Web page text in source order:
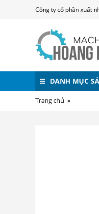
Công ty cổ phần xuất
DANH MỤC
Trang chủ